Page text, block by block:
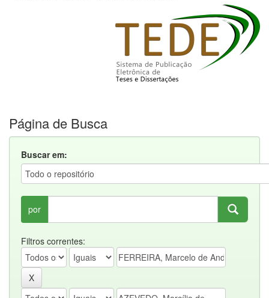
Página de Busca
Buscar em:
por
Filtros correntes: